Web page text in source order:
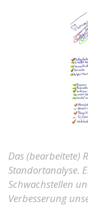
Das (bearbeitete)
Standortanalyse.
Schwachstellen
Verbesserung